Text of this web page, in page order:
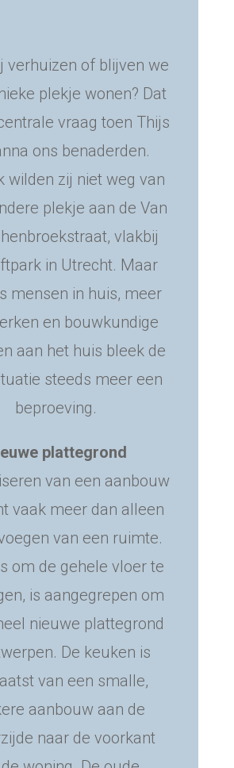
verhuizen of blijven we
plekje wonen? Dat
vraag toen Thijs
ons benaderden.
wilden zij niet weg van
plekje aan de Van
vlakbij
in Utrecht. Maar
mensen in huis, meer
en bouwkundige
aan het huis bleek de
steeds meer een
beproeving.
plattegrond
van een aanbouw
vaak meer dan alleen
van een ruimte.
om de gehele vloer te
is aangegrepen om
nieuwe plattegrond
De keuken is
van een smalle,
aanbouw aan de
naar de voorkant